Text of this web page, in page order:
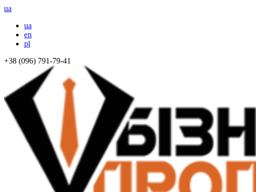
ua
ua
en
pl
+38 (096) 791-79-41